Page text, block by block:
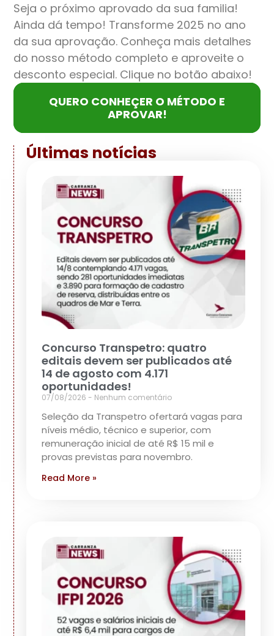
Seja o próximo aprovado da sua familia!
Ainda dá tempo! Transforme 2025 no ano
da sua aprovação. Conheça mais detalhes
do nosso método completo e aproveite o
desconto especial. Clique no botão abaixo!
QUERO CONHEÇER O MÉTODO E
APROVAR!
Últimas notícias
Concurso Transpetro: quatro
editais devem ser publicados até
14 de agosto com 4.171
oportunidades!
07/08/2026 Nenhum comentário
Seleção da Transpetro ofertará vagas para
níveis médio, técnico e superior, com
remuneração inicial de até R$ 15 mil e
provas previstas para novembro.
Read More »